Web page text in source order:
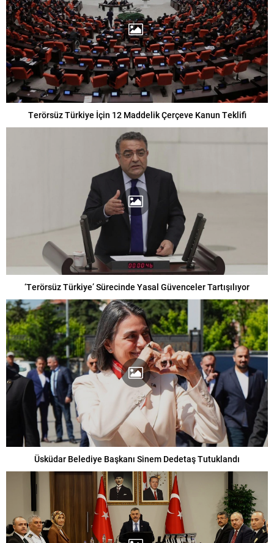
Terörsüz Türkiye İçin 12 Maddelik Çerçeve Kanun Teklifi
‘Terörsüz Türkiye’ Sürecinde Yasal Güvenceler Tartışılıyor
Üsküdar Belediye Başkanı Sinem Dedetaş Tutuklandı